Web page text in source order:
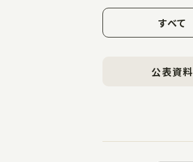
すべて
公表資料